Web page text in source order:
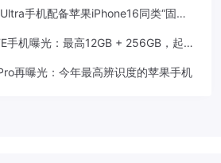
手机配备苹果iPhone16同类“固态
手机曝光：最高12GB + 256GB，起售
再曝光：今年最高辨识度的苹果手机